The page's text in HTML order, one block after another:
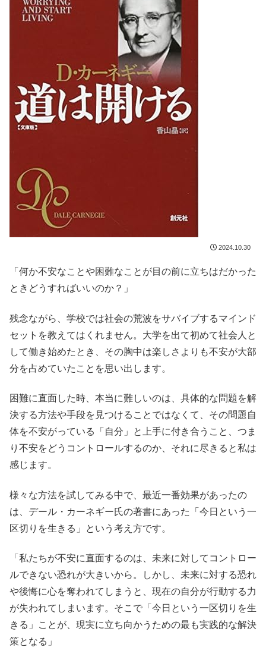
2024.10.30
「何か不安なことや困難なことが目の前に立ちはだかった
ときどうすればいいのか？」
残念ながら、学校では社会の荒波をサバイブするマインド
セットを教えてはくれません。大学を出て初めて社会人と
して働き始めたとき、その胸中は楽しさよりも不安が大部
分を占めていたことを思い出します。
困難に直面した時、本当に難しいのは、具体的な問題を解
決する方法や手段を見つけることではなくて、その問題自
体を不安がっている「自分」と上手に付き合うこと、つま
り不安をどうコントロールするのか、それに尽きると私は
感じます。
様々な方法を試してみる中で、最近一番効果があったの
は、デール・カーネギー氏の著書にあった「今日という一
区切りを生きる」という考え方です。
「私たちが不安に直面するのは、未来に対してコントロー
ルできない恐れが大きいから。しかし、未来に対する恐れ
や後悔に心を奪われてしまうと、現在の自分が行動する力
が失われてしまいます。そこで「今日という一区切りを生
きる」ことが、現実に立ち向かうための最も実践的な解決
策となる」